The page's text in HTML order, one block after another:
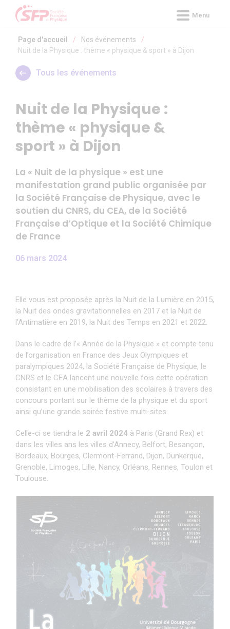
Panneau de gestion des cookies
Menu
Page d'accueil / Nos événements
/
Nuit de la Physique : thème « physique & sport » à Dijon
Tous les événements
Nuit de la Physique :
thème « physique &
sport » à Dijon
La « Nuit de la physique » est une
manifestation grand public organisée par
la Société Française de Physique, avec le
soutien du CNRS, du CEA, de la Société
Française d’Optique et la Société Chimique
de France
06 mars 2024
Elle vous est proposée après la Nuit de la Lumière en 2015,
la Nuit des ondes gravitationnelles en 2017 et la Nuit de
l’Antimatière en 2019, la Nuit des Temps en 2021 et 2022.
Dans le cadre de l’« Année de la Physique » et compte tenu
de l’organisation en France des Jeux Olympiques et
paralympiques 2024, la Société Française de Physique, le
CNRS et le CEA lancent une nouvelle fois cette opération
consistant en une mobilisation des scolaires à travers des
concours portant sur le thème de la physique et du sport
ainsi qu’une grande soirée festive multi-sites.
Celle-ci se tiendra le 2 avril 2024 à Paris (Grand Rex) et
dans les villes ans les villes d’Annecy, Belfort, Besançon,
Bordeaux, Bourges, Clermont-Ferrand, Dijon, Dunkerque,
Grenoble, Limoges, Lille, Nancy, Orléans, Rennes, Toulon et
Toulouse.